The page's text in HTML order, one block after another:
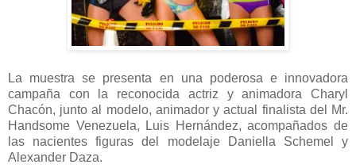
La muestra se presenta en una poderosa e innovadora
campaña con la reconocida actriz y animadora Charyl
Chacón, junto al modelo, animador y actual finalista del Mr.
Handsome Venezuela, Luis Hernández, acompañados de
las nacientes figuras del modelaje Daniella Schemel y
Alexander Daza.